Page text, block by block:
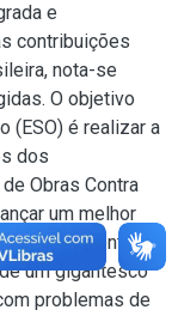
e
contribuições
nota-se
O objetivo
(ESO) é realizar a
dos
Obras Contra
um melhor
representa
um gigantesco
problemas de